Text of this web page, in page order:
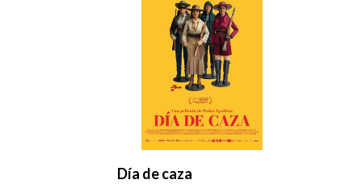
Día de caza